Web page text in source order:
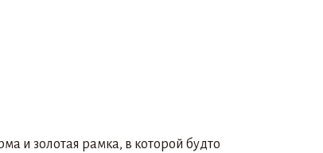
и золотая рамка, в которой будто